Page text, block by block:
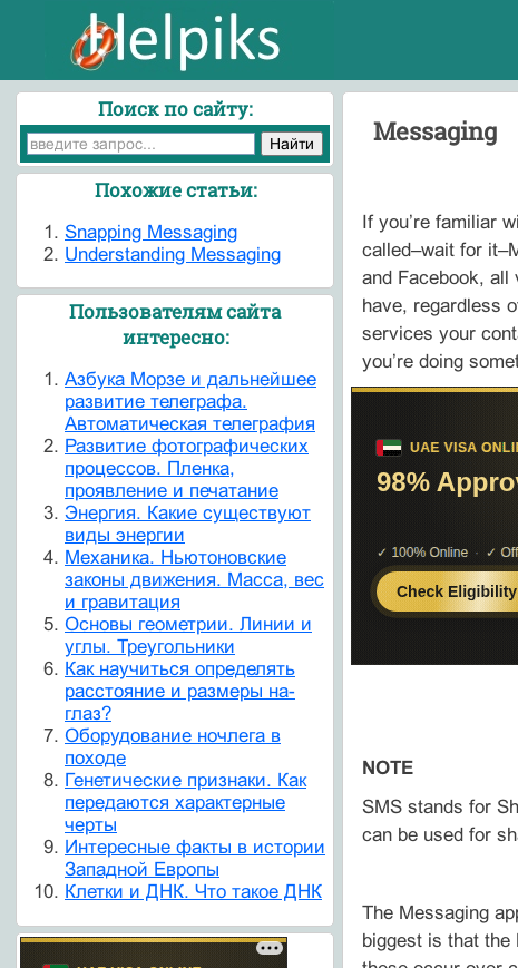
Messaging
If you’re familiar
called–wait for
and Facebook, all
have, regardless
services your
you’re doing
NOTE
SMS stands for
can be used for
The Messaging
biggest is that the
Поиск по сайту:
Похожие статьи:
Snapping Messaging
Understanding Messaging
Пользователям сайта
интересно:
Азбука Морзе и дальнейшее
развитие телеграфа.
Автоматическая телеграфия
Развитие фотографических
процессов. Пленка,
проявление и печатание
Энергия. Какие существуют
виды энергии
Механика. Ньютоновские
законы движения. Масса, вес
и гравитация
Основы геометрии. Линии и
углы. Треугольники
Как научиться определять
расстояние и размеры на-
глаз?
Оборудование ночлега в
походе
Генетические признаки. Как
передаются характерные
черты
Интересные факты в истории
Западной Европы
Клетки и ДНК. Что такое ДНК